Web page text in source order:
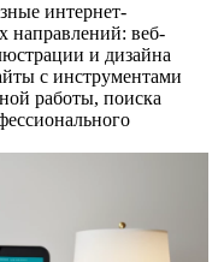
интернет-
направлений: веб-
и дизайна
с инструментами
работы, поиска